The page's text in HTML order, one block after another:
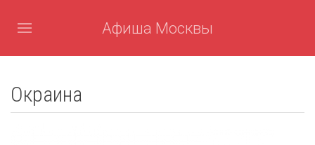
Афиша Москвы
Окраина